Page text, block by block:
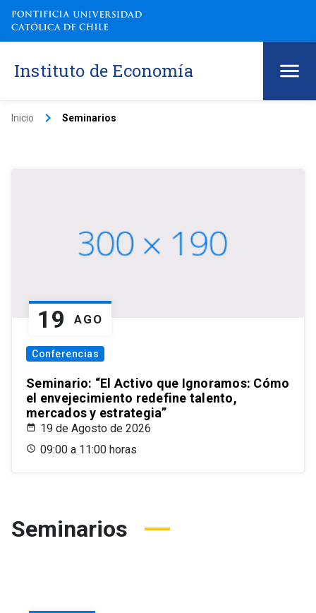
Instituto de Economía
Inicio keyboard_arrow_right Seminarios
19 AGO
Conferencias
Seminario: “El Activo que Ignoramos: Cómo
el envejecimiento redefine talento,
mercados y estrategia”
19 de Agosto de 2026
09:00 a 11:00 horas
Seminarios